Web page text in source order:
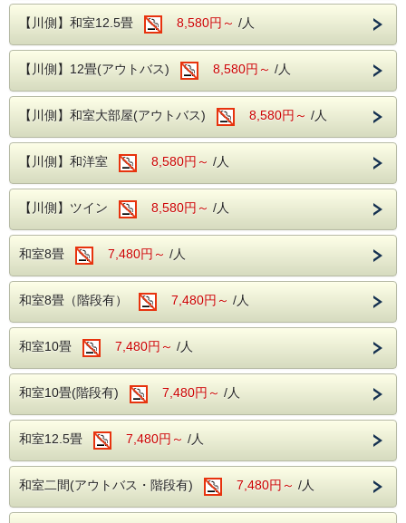
---温泉---
大浴場は2箇所あり、どちらも露天風呂が併
設されております。
ビーナスからお湯が出ている洋風のエンゼル
風呂、浴槽が3つ設置されている川蝉の湯、
露天風呂はどちらも岩を使用した和風の露天
風呂となります。
---館内施設---
・【予約制】無料カラオケルーム(当日予約
制)
・【予約無】無料卓球ルーム
・【予約制】無料全自動麻雀ルーム(前日ま
・【有料】 ゲームコーナー
■ロビー
当館のロビーにはグランドピアノを設置して
おり、時間限定でピアノを演奏する事ができ
ます。
ロビーからは自然溢れる松川をご覧いただけ
ます。
ます！！
旅して応援！「ほっと一息、伊東温泉の旅」新しい伊東
（ITO）おんせん
県の旅のかたちをお楽しみいただきます。
「期間限定」でのご案内ですのでこのチャンスをお見逃しな
く！！！
【対象実施期間】
・2026年09月13日（日）～09月18日（金）
・2026年10月12日（月）～10月16日（金）
・2026年11月23日（月）～11月27日（金）
・本プランは、販売する室数に限りがございますのでお早め
ください。
・本プランは、静岡県在住の方が対象ですがグループ内にお
対象の方がいらっしゃれば全員がご利用可能となります。
・チェックイン時に代表者の方は免許証や保険証などご住所
が証明で
きるものをご提示ください。
※ご宿泊される方の中に静岡県にお住まいの方がいらっし
ゃらない
場合通常のバイキングプランの料金となりますのでご注
意ください。
・他の優待券（割引券/サービス券）や各種割引プランとの
併用は
お客様のご来館、心よりお待ちしております。
---ご夕食---
【川側】和室12.5畳 8,580円～ /人
【川側】12畳(アウトバス) 8,580円～ /人
【川側】和室大部屋(アウトバス) 8,580円～ /人
【川側】和洋室 8,580円～ /人
【川側】ツイン 8,580円～ /人
和室8畳 7,480円～ /人
和室8畳（階段有） 7,480円～ /人
和室10畳 7,480円～ /人
和室10畳(階段有) 7,480円～ /人
和室12.5畳 7,480円～ /人
和室二間(アウトバス・階段有) 7,480円～ /人